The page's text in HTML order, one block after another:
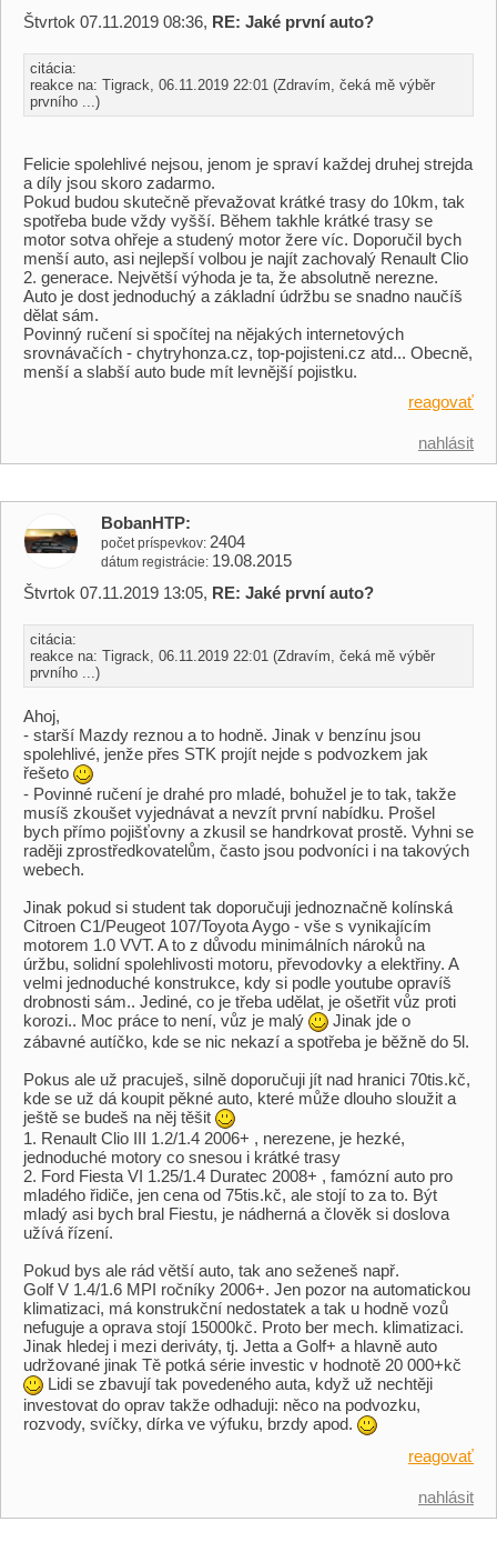
Štvrtok 07.11.2019 08:36, RE: Jaké první auto?
citácia:
reakce na: Tigrack, 06.11.2019 22:01 (Zdravím, čeká mě výběr
prvního ...)
Felicie spolehlivé nejsou, jenom je spraví každej druhej strejda
a díly jsou skoro zadarmo.
Pokud budou skutečně převažovat krátké trasy do 10km, tak
spotřeba bude vždy vyšší. Během takhle krátké trasy se
motor sotva ohřeje a studený motor žere víc. Doporučil bych
menší auto, asi nejlepší volbou je najít zachovalý Renault Clio
2. generace. Největší výhoda je ta, že absolutně nerezne.
Auto je dost jednoduchý a základní údržbu se snadno naučíš
dělat sám.
Povinný ručení si spočítej na nějakých internetových
srovnávačích - chytryhonza.cz, top-pojisteni.cz atd... Obecně,
menší a slabší auto bude mít levnější pojistku.
reagovať
nahlásit
BobanHTP
počet príspevkov 2404
dátum registrácie 19.08.2015
Štvrtok 07.11.2019 13:05, RE: Jaké první auto?
citácia:
reakce na: Tigrack, 06.11.2019 22:01 (Zdravím, čeká mě výběr
prvního ...)
Ahoj,
- starší Mazdy reznou a to hodně. Jinak v benzínu jsou
spolehlivé, jenže přes STK projít nejde s podvozkem jak
řešeto
- Povinné ručení je drahé pro mladé, bohužel je to tak, takže
musíš zkoušet vyjednávat a nevzít první nabídku. Prošel
bych přímo pojišťovny a zkusil se handrkovat prostě. Vyhni se
raději zprostředkovatelům, často jsou podvoníci i na takových
webech.
Jinak pokud si student tak doporučuji jednoznačně kolínská
Citroen C1/Peugeot 107/Toyota Aygo - vše s vynikajícím
motorem 1.0 VVT. A to z důvodu minimálních nároků na
úržbu, solidní spolehlivosti motoru, převodovky a elektřiny. A
velmi jednoduché konstrukce, kdy si podle youtube opravíš
drobnosti sám.. Jediné, co je třeba udělat, je ošetřit vůz proti
korozi.. Moc práce to není, vůz je malý
Jinak jde o
zábavné autíčko, kde se nic nekazí a spotřeba je běžně do 5l.
Pokus ale už pracuješ, silně doporučuji jít nad hranici 70tis.kč,
kde se už dá koupit pěkné auto, které může dlouho sloužit a
ještě se budeš na něj těšit
1. Renault Clio III 1.2/1.4 2006+ , nerezene, je hezké,
jednoduché motory co snesou i krátké trasy
2. Ford Fiesta VI 1.25/1.4 Duratec 2008+ , famózní auto pro
mladého řidiče, jen cena od 75tis.kč, ale stojí to za to. Být
mladý asi bych bral Fiestu, je nádherná a člověk si doslova
užívá řízení.
Pokud bys ale rád větší auto, tak ano seženeš např.
Golf V 1.4/1.6 MPI ročníky 2006+. Jen pozor na automatickou
klimatizaci, má konstrukční nedostatek a tak u hodně vozů
nefuguje a oprava stojí 15000kč. Proto ber mech. klimatizaci.
Jinak hledej i mezi deriváty, tj. Jetta a Golf+ a hlavně auto
udržované jinak Tě potká série investic v hodnotě 20 000+kč
Lidi se zbavují tak povedeného auta, když už nechtěji
investovat do oprav takže odhaduji: něco na podvozku,
rozvody, svíčky, dírka ve výfuku, brzdy apod.
reagovať
nahlásit